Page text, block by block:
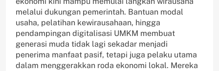
melalui dukungan pemerintah. Bantuan modal
usaha, pelatihan kewirausahaan, hingga
pendampingan digitalisasi UMKM membuat
generasi muda tidak lagi sekadar menjadi
penerima manfaat pasif, tetapi juga pelaku utama
dalam menggerakkan roda ekonomi lokal. Mereka